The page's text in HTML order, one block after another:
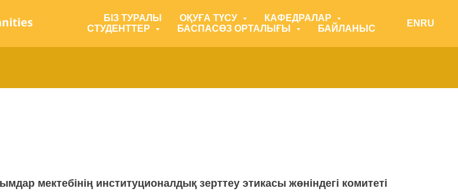
БІЗ ТУРАЛЫ ОҚУҒА ТҮСУ
КАФЕДРАЛАР
СТУДЕНТТЕР
БАСПАСӨЗ ОРТАЛЫҒЫ БАЙЛАНЫС
EN RU
мектебінің институционалдық зерттеу этикасы жөніндегі комитеті